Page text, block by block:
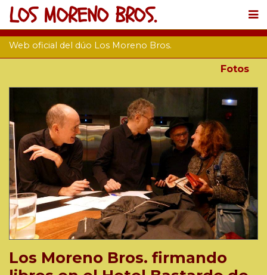
LOS MORENO BROS.
Web oficial del dúo Los Moreno Bros.
Fotos
Los Moreno Bros. firmando